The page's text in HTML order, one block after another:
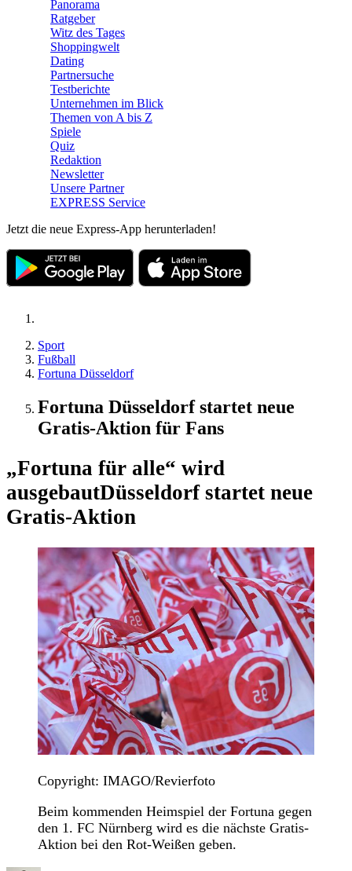
Panorama
Ratgeber
Witz des Tages
Shoppingwelt
Dating
Partnersuche
Testberichte
Unternehmen im Blick
Themen von A bis Z
Spiele
Quiz
Redaktion
Newsletter
Unsere Partner
EXPRESS Service
Jetzt die neue Express-App herunterladen!
Sport
Fußball
Fortuna Düsseldorf
Fortuna Düsseldorf startet neue
Gratis-Aktion für Fans
„Fortuna für alle“ wird
ausgebautDüsseldorf startet neue
Gratis-Aktion
Copyright: IMAGO/Revierfoto
Beim kommenden Heimspiel der Fortuna gegen
den 1. FC Nürnberg wird es die nächste Gratis-
Aktion bei den Rot-Weißen geben.